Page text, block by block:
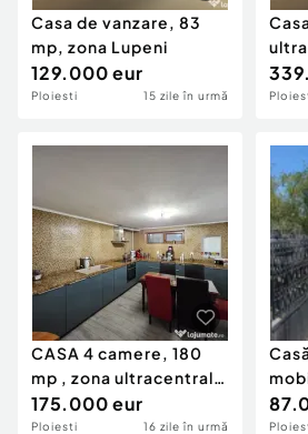
Casa de vanzare, 83
mp, zona Lupeni
129.000 eur
Ploiesti 15 zile în urmă
CASA 4 camere, 180
mp , zona ultracentrala
B-dul cu Castani
175.000 eur
Ploiesti 16 zile în urmă